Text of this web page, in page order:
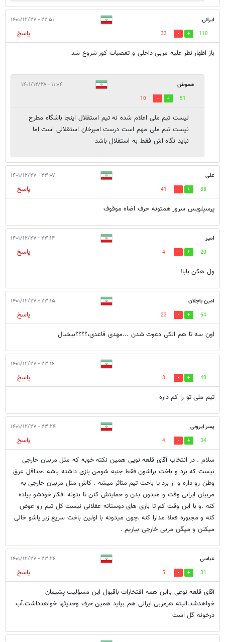
ایرانی ۲۲:۵۱ - ۱۴۰۱/۱۲/۲۷
110
33
پاسخ
باز اظهار نظر علیه مربی داخلی و تعصبات کور شروع شد
هموطن ۱۱:۰۴ - ۱۴۰۱/۱۲/۲۸
51
10
لیست تیم ملی اعلام شده نه تیم استقلال اینجا باشگاه مطرح
نیست تیم ملی مهم است درست امیرخان استقلالی است اما
نباید نگاه اش فقط به استقلال باشد
علی ۲۳:۰۷ - ۱۴۰۱/۱۲/۲۷
88
41
پاسخ
پرسپلویس سرور همتونه حرف اضاه موقوف
امیر ۲۳:۱۴ - ۱۴۰۱/۱۲/۲۷
20
4
پاسخ
ول هکن بابا!
امین باجلان ۲۳:۱۵ - ۱۴۰۱/۱۲/۲۷
64
23
پاسخ
اون سه تا هم الکی دعوت شدن ...مهدی قاعدی،؟؟؟؟بیخیال
۲۳:۱۶ - ۱۴۰۱/۱۲/۲۷
40
8
پاسخ
تیم ملی تو را کم داره
پسر ایرونی ۲۳:۲۴ - ۱۴۰۱/۱۲/۲۷
34
4
پاسخ
سلام . در انتخاب آقای قلعه نویی همین نکته خوبه که مثل مربیان خارجی
نیست که برد و باخت براشون فقط جنبه شومن بازی داشته باشه .حداقل عرق
وطن رو داره و از برد یا باخت تیم متاثر میشه . کاش مثل مربیان خارجی به
مربیان ایرانی وقت و میدون بدن و حمایتش کنن تا بتونه افکار خودشو پیاده
کنه .و با این وقت کم تا بازی های دوستانه عقلانی نیست کل تیم رو عوض
کنه و مجبوره فعلا مدارا کنه .چون میدونه با اولین باخت سریع زیر پاشو خالی
میکنن و میگن مربی خارجی بیاریم .
عباسی ۲۳:۲۶ - ۱۴۰۱/۱۲/۲۷
31
5
پاسخ
آقای قلعه نوعی بااین همه افتخارات باقبول این مسؤلیت پشیمان
خواهدشد.البته هرمربی ایرانی هم بیاید همین حرف وحدیثها خواهدداشت.آب
درخونه گل است